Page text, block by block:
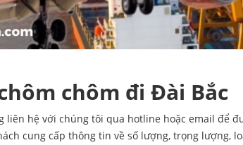
chôm đi Đài Bắc
liên hệ với chúng tôi qua hotline hoặc email để
cung cấp thông tin về số lượng, trọng lượng,